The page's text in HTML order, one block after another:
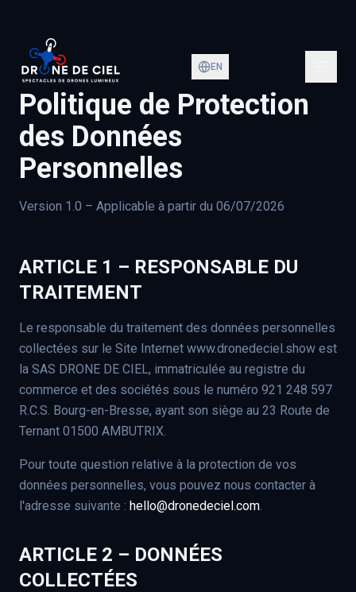
EN
Politique de Protection
des Données
Personnelles
Version 1.0 – Applicable à partir du 06/07/2026
ARTICLE 1 – RESPONSABLE DU
TRAITEMENT
Le responsable du traitement des données personnelles
collectées sur le Site Internet www.dronedeciel.show est
la SAS DRONE DE CIEL, immatriculée au registre du
commerce et des sociétés sous le numéro 921 248 597
R.C.S. Bourg-en-Bresse, ayant son siège au 23 Route de
Ternant 01500 AMBUTRIX.
Pour toute question relative à la protection de vos
données personnelles, vous pouvez nous contacter à
l'adresse suivante : hello@dronedeciel.com.
ARTICLE 2 – DONNÉES
COLLECTÉES